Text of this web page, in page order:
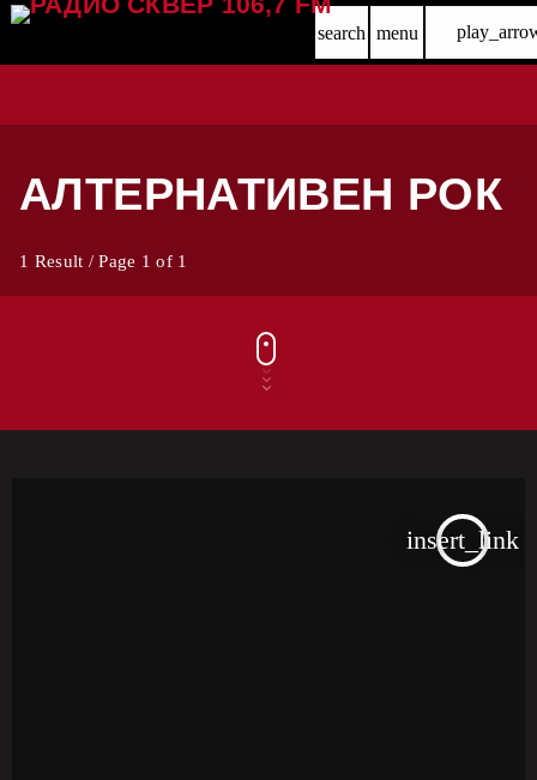
search menu
АЛТЕРНАТИВЕН РОК
1 Result / Page 1 of 1
insert_link